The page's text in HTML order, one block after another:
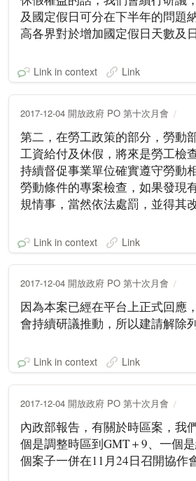
及國定假日可分在下半年的問題
高各界對於增加國定假日天數及
Link in context Link
2017-12-04 開放政府 PO 第十次月會
第二，在勞工政策的部分，勞動
工資給付及休假，將來是勞工檢
持續督促事業單位確實遵守勞動
勞動條件的專案檢查，如果發現
規情事，當然依法處罰，並得其改
Link in context Link
2017-12-04 開放政府 PO 第十次月會
因為本案已經在平台上正式回應
會持續研議推動，所以建請解除
Link in context Link
2017-12-04 開放政府 PO 第十次月會
內政部報告，有關於時區案，我
個是調整時區到GMT＋9、一個
個案子一併在11月24日召開協作